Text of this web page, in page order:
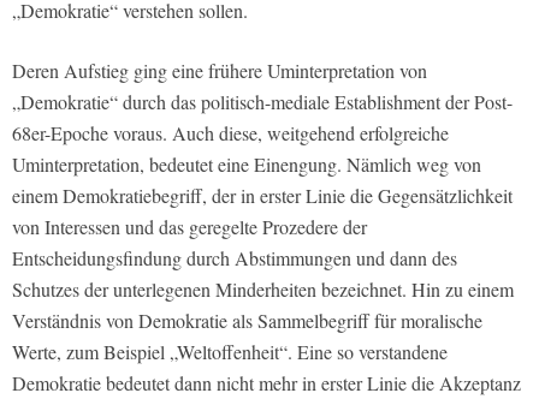
„Demokratie“ verstehen sollen.
Deren Aufstieg ging eine frühere Uminterpretation von
„Demokratie“ durch das politisch-mediale Establishment der Post-
68er-Epoche voraus. Auch diese, weitgehend erfolgreiche
Uminterpretation, bedeutet eine Einengung. Nämlich weg von
einem Demokratiebegriff, der in erster Linie die Gegensätzlichkeit
von Interessen und das geregelte Prozedere der
Entscheidungsfindung durch Abstimmungen und dann des
Schutzes der unterlegenen Minderheiten bezeichnet. Hin zu einem
Verständnis von Demokratie als Sammelbegriff für moralische
Werte, zum Beispiel „Weltoffenheit“. Eine so verstandene
Demokratie bedeutet dann nicht mehr in erster Linie die Akzeptanz